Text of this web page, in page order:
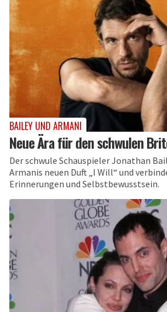
BAILEY UND ARMANI
Neue Ära für den schwulen
Der schwule Schauspieler Jonathan
Armanis neuen Duft „I Will“ und
Erinnerungen und Selbstbewusstsein.